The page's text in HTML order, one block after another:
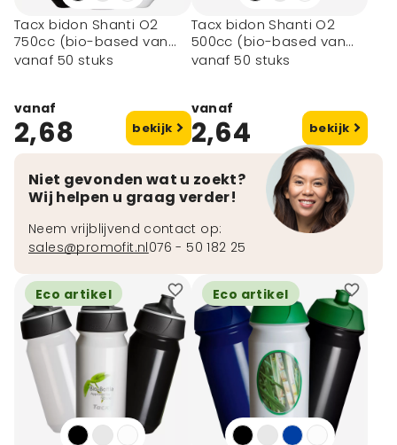
Tacx bidon Shanti O2
750cc (bio-based van
suikerriet)
vanaf 50 stuks
vanaf
2,68 bekijk
Tacx bidon Shanti O2
500cc (bio-based van
suikerriet)
vanaf 50 stuks
vanaf
2,64 bekijk
Niet gevonden wat u zoekt?
Wij helpen u graag verder!
Neem vrijblijvend contact op:
sales@promofit.nl076 - 50 182 25
Eco artikel Eco artikel